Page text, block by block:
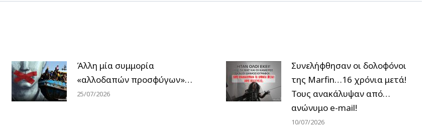
Άλλη μία συμμορία
«αλλοδαπών προσφύγων»…
25/07/2026
Συνελήφθησαν οι δολοφόνοι
της Marfin…16 χρόνια μετά!
Τους ανακάλυψαν από…
ανώνυμο e-mail!
10/07/2026